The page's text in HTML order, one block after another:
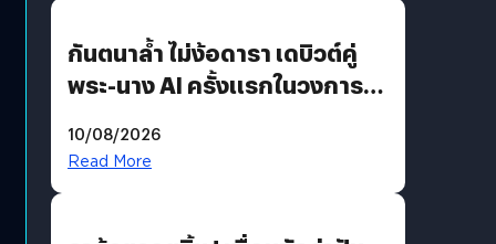
กันตนาล้ำ ไม่ง้อดารา เดบิวต์คู่
พระ-นาง AI ครั้งแรกในวงการ
10/08/2026
Read More